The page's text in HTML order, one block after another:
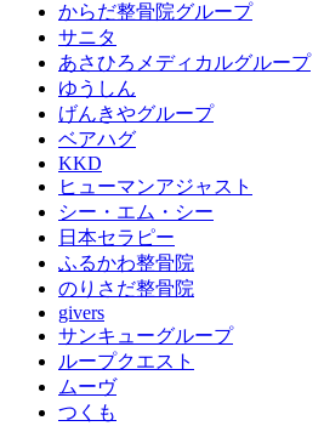
からだ整骨院グループ
サニタ
あさひろメディカルグループ
ゆうしん
げんきやグループ
ベアハグ
KKD
ヒューマンアジャスト
シー・エム・シー
日本セラピー
ふるかわ整骨院
のりさだ整骨院
givers
サンキューグループ
ループクエスト
ムーヴ
つくも